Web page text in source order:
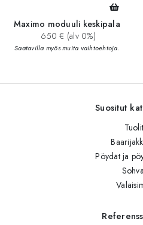
Maximo moduuli keskipala
650 € (alv 0%)
Saatavilla myös muita vaihtoehtoja.
Suositut
Tuolit
Pöydät ja